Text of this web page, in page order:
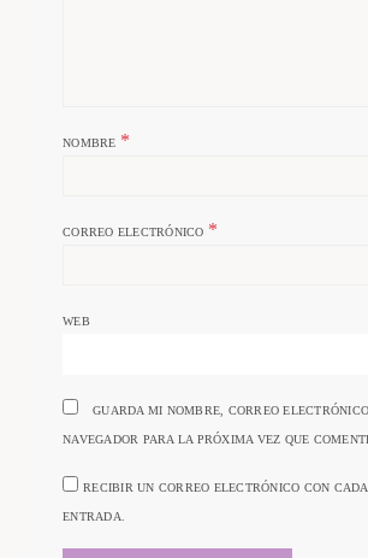
NOMBRE *
CORREO ELECTRÓNICO *
WEB
GUARDA MI NOMBRE, CORREO
NAVEGADOR PARA LA PRÓXIMA VEZ QUE
RECIBIR UN CORREO ELECTRÓNICO CON
ENTRADA.